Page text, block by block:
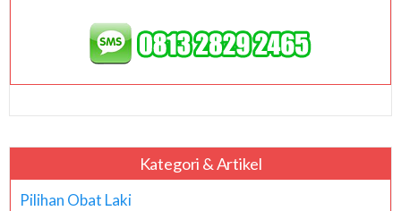
Kategori & Artikel
Pilihan Obat Laki